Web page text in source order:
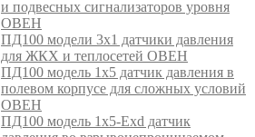
и подвесных сигнализаторов уровня
ОВЕН
ПД100 модели 3х1 датчики давления
для ЖКХ и теплосетей ОВЕН
ПД100 модель 1х5 датчик давления в
полевом корпусе для сложных условий
ОВЕН
ПД100 модель 1х5-Exd датчик